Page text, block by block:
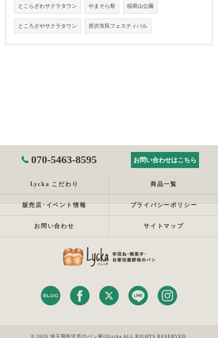
とこらざわサクラタウン やまそら祭 稲荷山公園
ところざやサクラタウン 所沢市民フェスティバル
070-5463-8595 お問い合わせはこちら
Lycka こだわり 商品一覧
販売店･イベント情報 プライバシーポリシー
お問い合わせ サイトマップ
© 2026 埼玉県所沢市のパン屋はLycka ALL RIGHTS RESERVED.